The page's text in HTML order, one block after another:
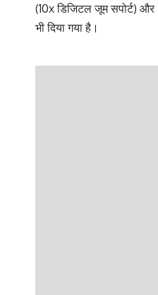
(10x डिजिटल जूम सपोर्ट)
भी दिया गया है।